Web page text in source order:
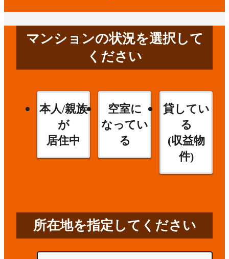
マンションの状況を選択して
ください
本人/親族
が
居住中
空室に
なってい
る
貸してい
る
(収益物
件)
所在地を指定してください